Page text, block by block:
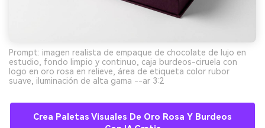
Prompt: imagen realista de empaque de chocolate de lujo en
estudio, fondo limpio y continuo, caja burdeos-ciruela con
logo en oro rosa en relieve, área de etiqueta color rubor
suave, iluminación de alta gama --ar 3:2
Crea Paletas Visuales De Oro Rosa Y Burdeos